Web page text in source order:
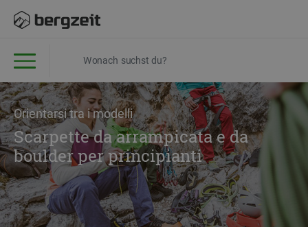
Orientarsi tra i modelli
Scarpette da arrampicata e da
boulder per principianti